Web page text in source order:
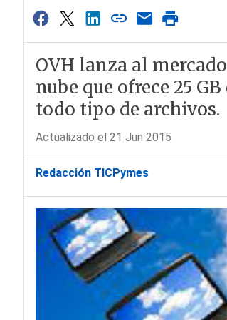
OVH lanza al
nube que ofrece 25
todo tipo de archivos.
Actualizado el 21 Jun 2015
Redacción TICPymes